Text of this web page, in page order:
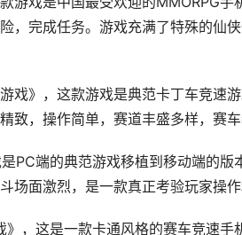
，完成任务。游戏充满了特殊的仙
戏》，这款游戏是典范卡丁车竞速
致，操作简单，赛道丰盛多样，赛
PC端的典范游戏移植到移动端的
场面激烈，是一款真正考验玩家操作
》，这是一款卡通风格的赛车竞速